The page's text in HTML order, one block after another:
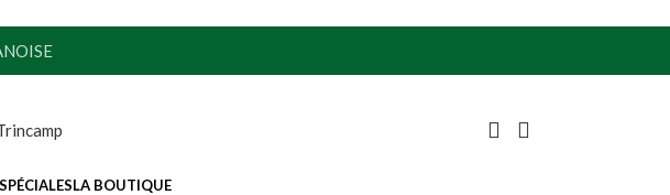
LA BOUTIQUE